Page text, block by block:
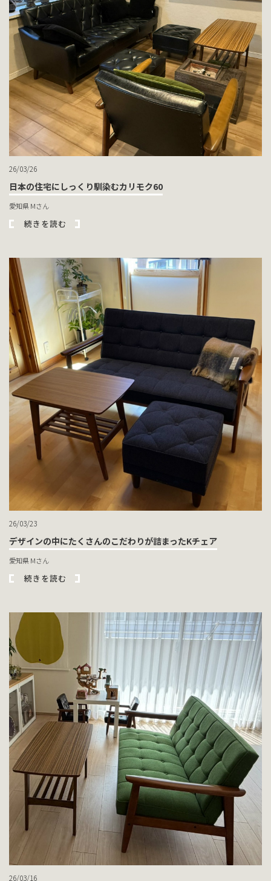
26/03/26
日本の住宅にしっくり馴染むカリモク60
愛知県 Mさん
続きを読む
26/03/23
デザインの中にたくさんのこだわりが詰まったKチェア
愛知県 Mさん
続きを読む
26/03/16